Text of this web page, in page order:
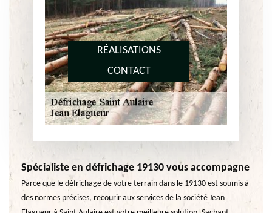
RÉALISATIONS
CONTACT
Spécialiste en défrichage 19130 vous accompagne
Parce que le défrichage de votre terrain dans le 19130 est soumis à
des normes précises, recourir aux services de la société Jean